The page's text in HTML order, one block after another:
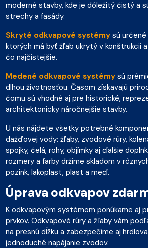
moderné stavby, kde je dôležitý čistý a
strechy a fasády.
Skryté odkvapové systémy sú
ktorých má byť žľab ukrytý v konštrukcii
čo najčistejšie.
Medené odkvapové systémy sú
dlhou životnosťou. Časom získavajú
čomu sú vhodné aj pre historické,
architektonicky náročnejšie stavby.
U nás nájdete všetky potrebné
dažďovej vody: žľaby, zvodové rúry,
spojky, čelá, rohy, objímky aj ďalšie
rozmery a farby držíme skladom v
pozink, lakoplast, plast a meď.
Úprava odkvapov
K odkvapovým systémom ponúkame aj
prvkov. Odkvapové rúry a žľaby vám
na presnú dĺžku a zabezpečíme aj
jednoduché napájanie zvodov.